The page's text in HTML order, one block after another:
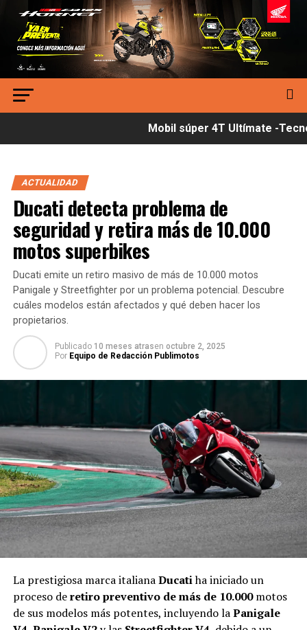
Mobil súper 4T Ultímate -
ACTUALIDAD
Ducati detecta problema de
seguridad y retira más de 10.000
motos superbikes
Ducati emite un retiro masivo de más de 10.000 motos
Panigale y Streetfighter por un problema potencial. Descubre
cuáles modelos están afectados y qué deben hacer los
propietarios.
Publicado 10 meses atrasen octubre 2, 2025
Por Equipo de Redacción Publimotos
La prestigiosa marca italianaDucatiha iniciado un
proceso deretiro preventivo de más de 10.000motos
de sus modelos más potentes, incluyendo laPanigale